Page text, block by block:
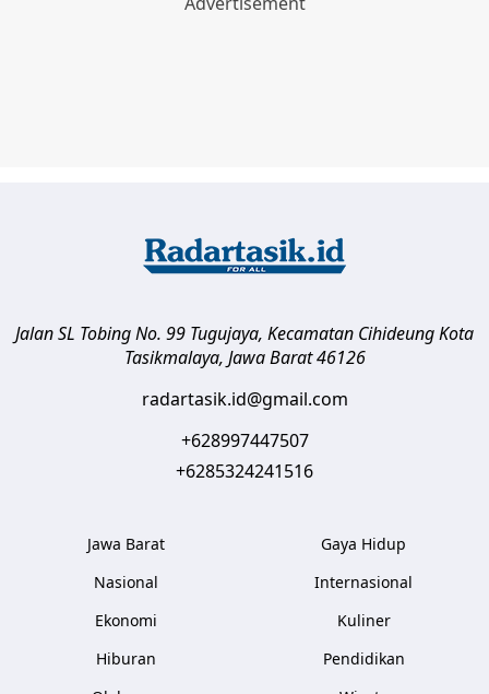
Jalan SL Tobing No. 99 Tugujaya, Kecamatan CihideungKota
Tasikmalaya, Jawa Barat 46126
radartasik.id@gmail.com
+628997447507
+6285324241516
Jawa Barat
Nasional
Ekonomi
Hiburan
Gaya Hidup
Internasional
Kuliner
Pendidikan